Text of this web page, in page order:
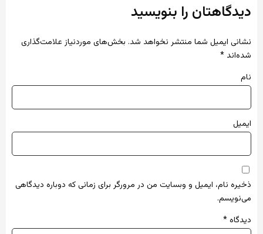
دیدگاهتان را بنویسید
نشانی ایمیل شما منتشر نخواهد شد. بخش‌های موردنیاز علامت‌گذاری
شده‌اند *
نام
ایمیل
ذخیره نام، ایمیل و وبسایت من در مرورگر برای زمانی که دوباره دیدگاهی
می‌نویسم.
دیدگاه*